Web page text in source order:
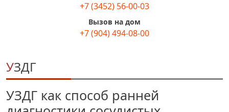
+7 (3452) 56-00-03
Вызов на дом
+7 (904) 494-08-00
УЗДГ
УЗДГ как способ ранней